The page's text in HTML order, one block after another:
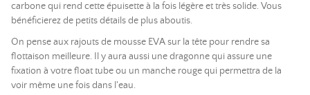
carbone qui rend cette épuisette à la fois légère et très solide. Vous
bénéficierez de petits détails de plus aboutis.
On pense aux rajouts de mousse EVA sur la tête pour rendre sa
flottaison meilleure. Il y aura aussi une dragonne qui assure une
fixation à votre float tube ou un manche rouge qui permettra de la
voir même une fois dans l'eau.